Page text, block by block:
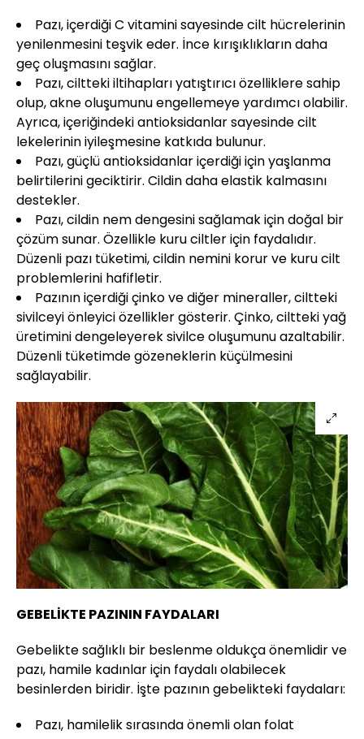
Pazı, içerdiği C vitamini sayesinde cilt hücrelerinin
yenilenmesini teşvik eder. İnce kırışıklıkların daha
geç oluşmasını sağlar.
Pazı, ciltteki iltihapları yatıştırıcı özelliklere sahip
olup, akne oluşumunu engellemeye yardımcı olabilir.
Ayrıca, içeriğindeki antioksidanlar sayesinde cilt
lekelerinin iyileşmesine katkıda bulunur.
Pazı, güçlü antioksidanlar içerdiği için yaşlanma
belirtilerini geciktirir. Cildin daha elastik kalmasını
destekler.
Pazı, cildin nem dengesini sağlamak için doğal bir
çözüm sunar. Özellikle kuru ciltler için faydalıdır.
Düzenli pazı tüketimi, cildin nemini korur ve kuru cilt
problemlerini hafifletir.
Pazının içerdiği çinko ve diğer mineraller, ciltteki
sivilceyi önleyici özellikler gösterir. Çinko, ciltteki yağ
üretimini dengeleyerek sivilce oluşumunu azaltabilir.
Düzenli tüketimde gözeneklerin küçülmesini
sağlayabilir.
GEBELİKTE PAZININ FAYDALARI
Gebelikte sağlıklı bir beslenme oldukça önemlidir ve
pazı, hamile kadınlar için faydalı olabilecek
besinlerden biridir. İşte pazının gebelikteki faydaları:
Pazı, hamilelik sırasında önemli olan folat